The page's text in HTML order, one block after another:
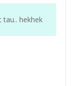
tau.. hekhek